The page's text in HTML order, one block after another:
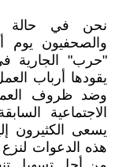
نحن في حالة
والصحفيون يوم
"حرب" الجارية
يقودها أرباب
وضد ظروف
الاجتماعية
يسعى الكثيرون
هذه الدعوات لنزع